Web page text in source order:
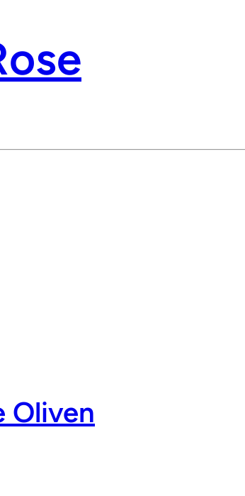
Oliven